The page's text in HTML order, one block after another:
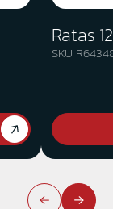
Ratas
SKU